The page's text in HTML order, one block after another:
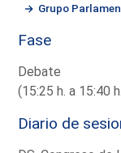
Grupo
Fase
Debate
(15:25 h. a 15:40
Diario de